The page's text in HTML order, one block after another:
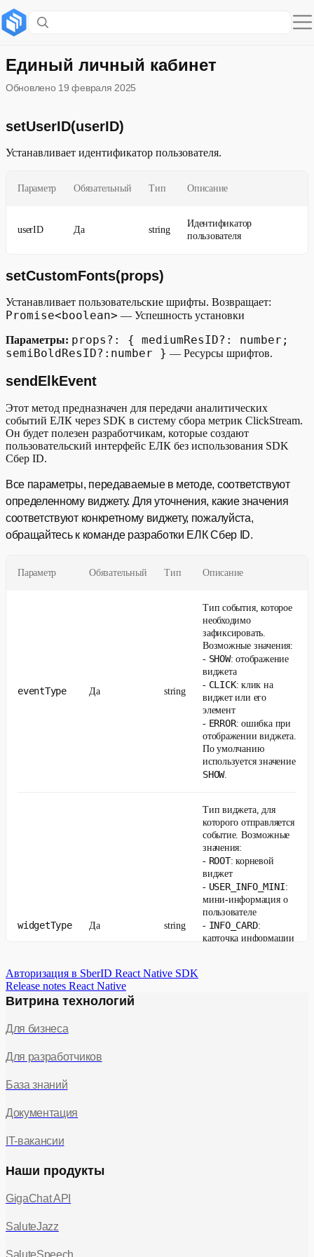
setUserID(userID)
setCustomFonts(props)
sendElkEvent
Единый личный кабинет
Обновлено 19 февраля 2025
setUserID(userID)
Устанавливает идентификатор пользователя.
Параметр Обязательный Тип Описание
userID Да string
Идентификатор
пользователя
setCustomFonts(props)
Устанавливает пользовательские шрифты. Возвращает:
Promise<boolean> — Успешность установки
Параметры: props?: { mediumResID?: number;
semiBoldResID?:number } — Ресурсы шрифтов.
sendElkEvent
Этот метод предназначен для передачи аналитических
событий ЕЛК через SDK в систему сбора метрик ClickStream.
Он будет полезен разработчикам, которые создают
пользовательский интерфейс ЕЛК без использования SDK
Сбер ID.
Все параметры, передаваемые в методе, соответствуют
определенному виджету. Для уточнения, какие значения
соответствуют конкретному виджету, пожалуйста,
обращайтесь к команде разработки ЕЛК Сбер ID.
Параметр Обязательный Тип Описание
eventType Да string
Тип события, которое
необходимо
зафиксировать.
Возможные значения:
- SHOW: отображение
виджета
- CLICK: клик на
виджет или его
элемент
- ERROR: ошибка при
отображении виджета.
По умолчанию
используется значение
SHOW.
widgetType Да string
Тип виджета, для
которого отправляется
событие. Возможные
значения:
- ROOT: корневой
виджет
- USER_INFO_MINI:
мини-информация о
пользователе
- INFO_CARD:
карточка информации
avatar Да
Авторизация в SberID React Native SDK
Release notes React Native
Витрина технологий
Для бизнеса
Для разработчиков
База знаний
Документация
IT-вакансии
Наши продукты
GigaChat API
SaluteJazz
SaluteSpeech